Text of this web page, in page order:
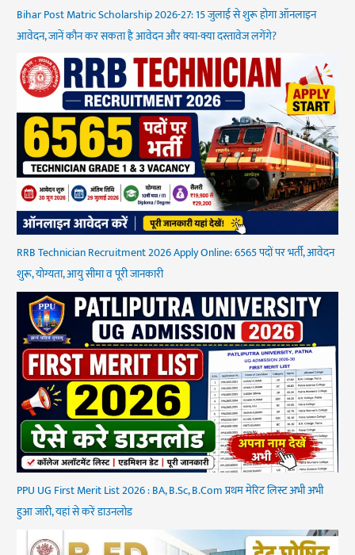
Bihar Post Matric Scholarship 2026-27: 15 जुलाई से शुरू होगा ऑनलाइन
आवेदन, जानें कौन कर सकता है आवेदन और क्या-क्या दस्तावेज लगेंगे?
RRB Technician Recruitment 2026 Apply Online: 6565 पदों पर भर्ती, आवेदन
शुरू, योग्यता, आयु सीमा व पूरी जानकारी
PPU UG First Merit List 2026 : BA, B.Sc, B.Com प्रथम मेरिट लिस्ट अभी अभी
हुआ जारी, यहां से करें डाउनलोड